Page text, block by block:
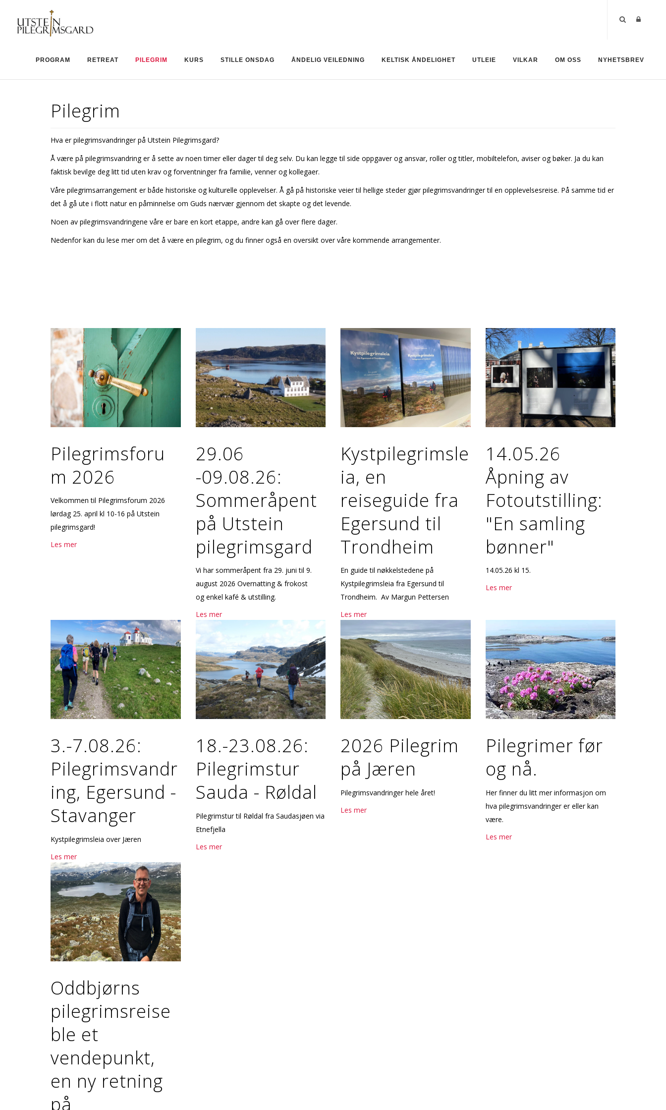
PROGRAM RETREAT PILEGRIM KURS STILLE ONSDAG ÅNDELIG VEILEDNING KELTISK ÅNDELIGHET UTLEIE VILKAR OM OSS NYHETSBREV
Pilegrim
Hva er pilegrimsvandringer på Utstein Pilegrimsgard?
Å være på pilegrimsvandring er å sette av noen timer eller dager til deg selv. Du kan legge til side oppgaver og ansvar, roller og titler, mobiltelefon, aviser og bøker. Ja du kan
faktisk bevilge deg litt tid uten krav og forventninger fra familie, venner og kollegaer.
Våre pilegrimsarrangement er både historiske og kulturelle opplevelser. Å gå på historiske veier til hellige steder gjør pilegrimsvandringer til en opplevelsesreise. På samme tid er
det å gå ute i flott natur en påminnelse om Guds nærvær gjennom det skapte og det levende.
Noen av pilegrimsvandringene våre er bare en kort etappe, andre kan gå over flere dager.
Nedenfor kan du lese mer om det å være en pilegrim, og du finner også en oversikt over våre kommende arrangementer.
Pilegrimsforu
m 2026
Velkommen til Pilegrimsforum 2026
lørdag 25. april kl 10-16 på Utstein
pilegrimsgard!
Les mer
29.06
-09.08.26:
Sommeråpent
på Utstein
pilegrimsgard
Vi har sommeråpent fra 29. juni til 9.
august 2026 Overnatting & frokost
og enkel kafé & utstilling.
Les mer
Kystpilegrimsle
ia, en
reiseguide fra
Egersund til
Trondheim
En guide til nøkkelstedene på
Kystpilegrimsleia fra Egersund til
Trondheim. Av Margun Pettersen
Les mer
14.05.26
Åpning av
Fotoutstilling:
"En samling
bønner"
14.05.26 kl 15.
Les mer
3.-7.08.26:
Pilegrimsvandr
ing, Egersund -
Stavanger
Kystpilegrimsleia over Jæren
Les mer
18.-23.08.26:
Pilegrimstur
Sauda - Røldal
Pilegrimstur til Røldal fra Saudasjøen via
Etnefjella
Les mer
2026 Pilegrim
på Jæren
Pilegrimsvandringer hele året!
Les mer
Pilegrimer før
og nå.
Her finner du litt mer informasjon om
hva pilegrimsvandringer er eller kan
være.
Les mer
Oddbjørns
pilegrimsreise
ble et
vendepunkt,
en ny retning
på